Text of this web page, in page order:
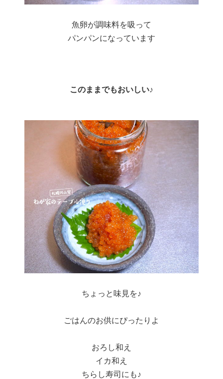
魚卵が調味料を吸って
パンパンになっています
このままでもおいしい♪
ちょっと味見を♪
ごはんのお供にぴったりよ
おろし和え
イカ和え
ちらし寿司にも♪